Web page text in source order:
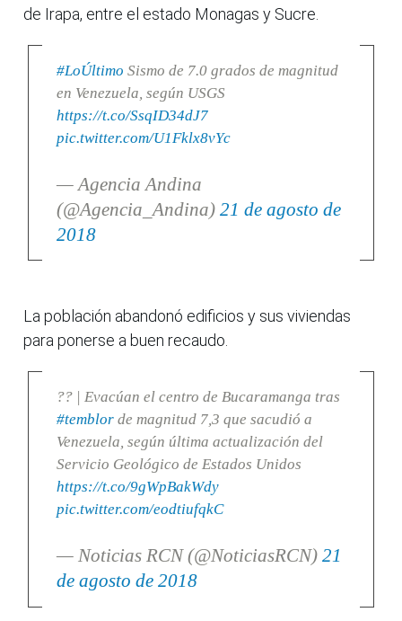
de Irapa, entre el estado Monagas y Sucre.
#LoÚltimo Sismo de 7.0 grados de magnitud
en Venezuela, según USGS
https://t.co/SsqID34dJ7
pic.twitter.com/U1Fklx8vYc
— Agencia Andina
(@Agencia_Andina) 21 de agosto de
2018
La población abandonó edificios y sus viviendas
para ponerse a buen recaudo.
?? | Evacúan el centro de Bucaramanga tras
#temblorde magnitud 7,3 que sacudió a
Venezuela, según última actualización del
Servicio Geológico de Estados Unidos
https://t.co/9gWpBakWdy
pic.twitter.com/eodtiufqkC
— Noticias RCN (@NoticiasRCN) 21
de agosto de 2018